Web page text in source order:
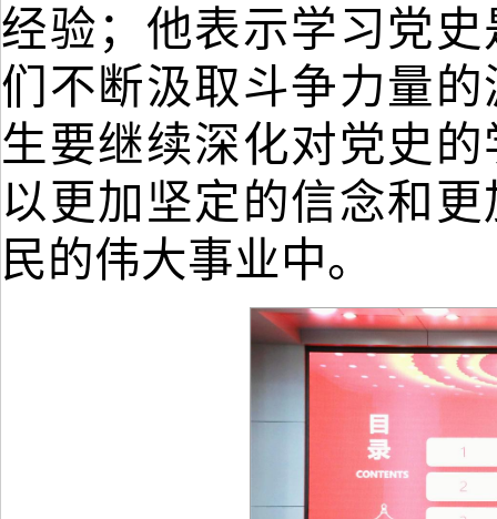
经验；他表示学习党
们不断汲取斗争力量
生要继续深化对党史
以更加坚定的信念和
民的伟大事业中。